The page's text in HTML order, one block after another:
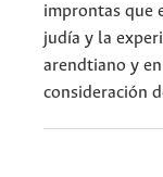
improntas que
judía y la
arendtiano y
consideración